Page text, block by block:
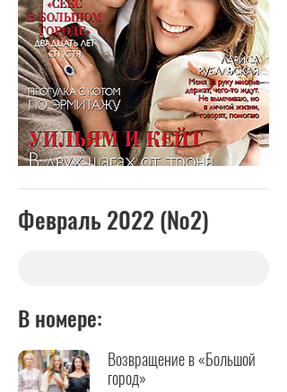
Февраль 2022 (№2)
В номере:
Возвращение в «Большой
город»